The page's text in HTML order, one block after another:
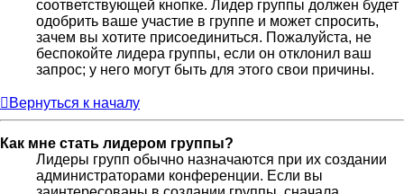
соответствующей кнопке. Лидер группы должен будет
одобрить ваше участие в группе и может спросить,
зачем вы хотите присоединиться. Пожалуйста, не
беспокойте лидера группы, если он отклонил ваш
запрос; у него могут быть для этого свои причины.
Вернуться к началу
Как мне стать лидером группы?
Лидеры групп обычно назначаются при их создании
администраторами конференции. Если вы